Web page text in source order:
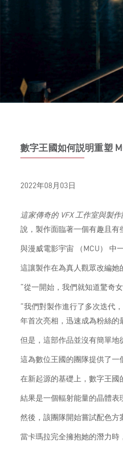
數字王國如何説明重塑
2022年08月03日
這家傳奇的 VFX 工作室與製
說，製作面臨著一個有趣且有
與漫威電影宇宙 （MCU） 中
這讓製作在為真人觀眾改編她
“從一開始，我們就知道驚奇
“我們對製作進行了多次迭代
年首次亮相，迅速成為粉絲的
但是，這部作品並沒有簡單
這為數位王國的團隊提供了一
在新起源的基礎上，數字王國
結果是一個輻射能量的晶體表
然後，該團隊開始嘗試配色方
當卡瑪拉完全擁抱她的潛力時